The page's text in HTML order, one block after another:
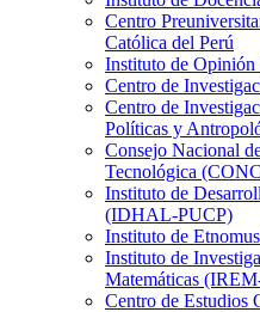
Centro
Católica del Perú
Instituto de Opinión
Centro de
Centro de
Políticas y
Consejo Nacional
Tecnológica
Instituto de
(IDHAL-PUCP)
Instituto de
Instituto de
Matemáticas
Centro de Estudios